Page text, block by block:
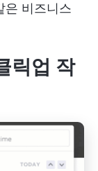
은 비즈니스
릭업 작